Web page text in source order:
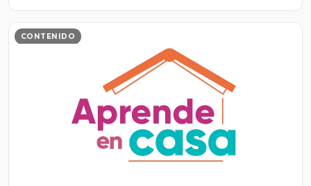
CONTENIDO